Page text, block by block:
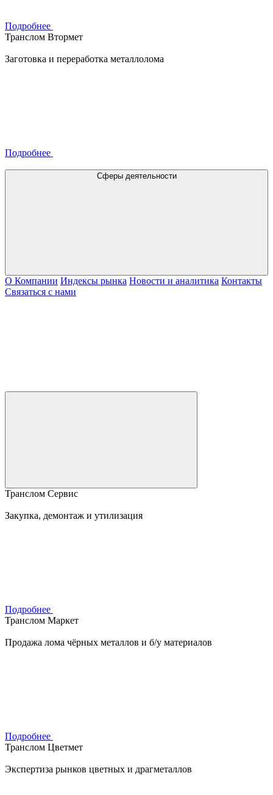
Подробнее
Транслом Втормет
Заготовка и переработка металлолома
Подробнее
Сферы деятельности
О Компании Индексы рынка Новости и аналитика Контакты
Связаться с нами
Транслом Сервис
Закупка, демонтаж и утилизация
Подробнее
Транслом Маркет
Продажа лома чёрных металлов и б/у материалов
Подробнее
Транслом Цветмет
Экспертиза рынков цветных и драгметаллов